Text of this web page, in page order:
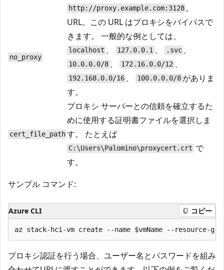
http://proxy.example.com:3128 。
no_proxy
URL。この URL はプロキシをバイパスで
きます。 一般的な例としては、
localhost 、 127.0.0.1 、 .svc 、
10.0.0.0/8 、 172.16.0.0/12 、
192.168.0.0/16 、 100.0.0.0/8 がありま
す。
cert_file_path
プロキシ サーバーとの信頼を確立するた
めに使用する証明書ファイルを選択しま
す。 たとえば
C:\Users\Palomino\proxycert.crt で
す。
サンプル コマンド:
Azure CLI コピー
プロキシ認証を行う場合、ユーザー名とパスワードを組み